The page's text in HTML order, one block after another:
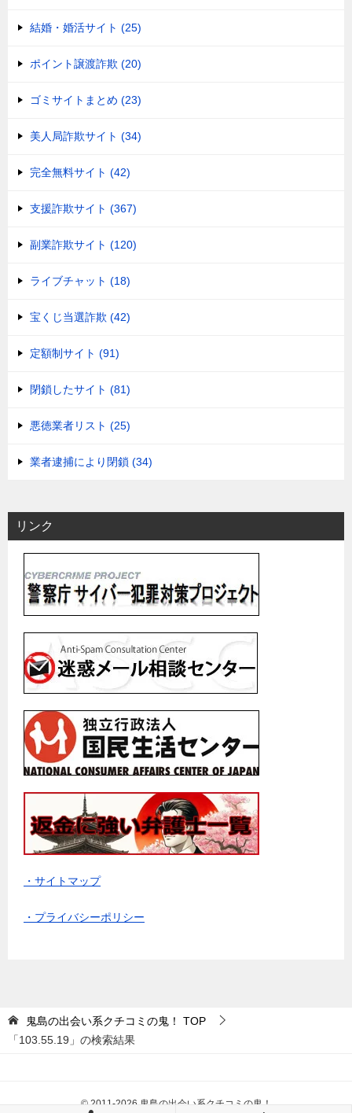
結婚・婚活サイト (25)
ポイント譲渡詐欺 (20)
ゴミサイトまとめ (23)
美人局詐欺サイト (34)
完全無料サイト (42)
支援詐欺サイト (367)
副業詐欺サイト (120)
ライブチャット (18)
宝くじ当選詐欺 (42)
定額制サイト (91)
閉鎖したサイト (81)
悪徳業者リスト (25)
業者逮捕により閉鎖 (34)
リンク
・サイトマップ
・プライバシーポリシー
鬼島の出会い系クチコミの鬼！
TOP
「103.55.19」の検索結果
© 2011-2026 鬼島の出会い系クチコミの鬼！